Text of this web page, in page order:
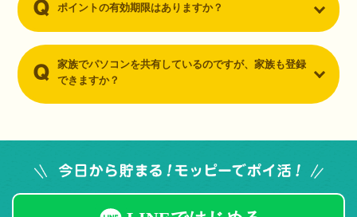
ポイントの有効期限はありますか？
家族でパソコンを共有しているのですが、家族も登録
できますか？